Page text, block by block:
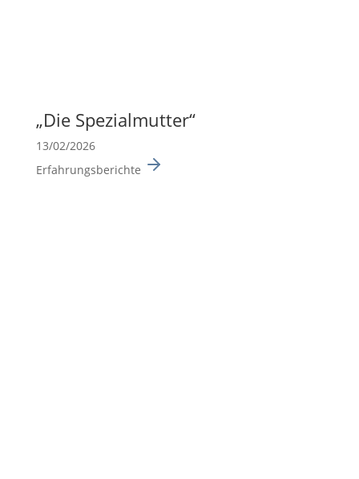
„Die Spezi­al­mutter“
13/02/2026
Erfahrungsberichte